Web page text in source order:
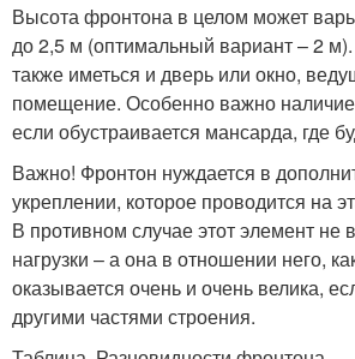
Высота фронтона в целом может
до 2,5 м (оптимальный вариант – 2
также иметься и дверь или окно,
помещение. Особенно важно наличие
если обустраивается мансарда, где
Важно! Фронтон нуждается в
укреплении, которое проводится на
В противном случае этот элемент не
нагрузки – а она в отношении него,
оказывается очень и очень велика,
другими частями строения.